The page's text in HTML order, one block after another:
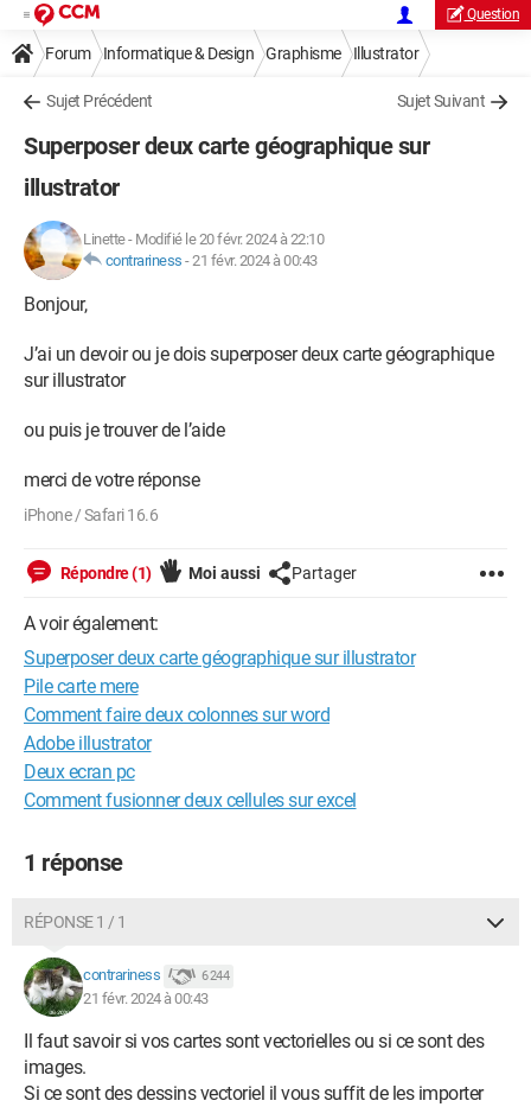
Question
Forum Informatique & Design Graphisme Illustrator
Sujet Précédent Sujet Suivant
Superposer deux carte géographique sur
illustrator
Linette- Modifié le 20 févr. 2024 à 22:10
contrariness -21 févr. 2024 à 00:43
Bonjour,
J’ai un devoir ou je dois superposer deux carte géographique
sur illustrator
ou puis je trouver de l’aide
merci de votre réponse
iPhone / Safari 16.6
Répondre (1) Moi aussi Partager
A voir également:
Superposer deux carte géographique sur illustrator
Pile carte mere
Comment faire deux colonnes sur word
Adobe illustrator
Deux ecran pc
Comment fusionner deux cellules sur excel
1 réponse
RÉPONSE 1 / 1
contrariness 6 244
21 févr. 2024 à 00:43
Il faut savoir si vos cartes sont vectorielles ou si ce sont des
images.
Si ce sont des dessins vectoriel il vous suffit de les importer